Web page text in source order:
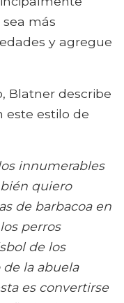
más
y agregue
Blatner describe
este estilo de
innumerables
quiero
de barbacoa en
perros
de los
de la abuela
es convertirse